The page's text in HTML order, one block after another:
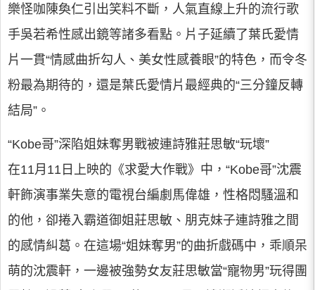
樂怪咖陳奐仁引出笑料不斷，人氣直線上升的流行歌
手吳若希性感出鏡等諸多看點。片子延續了葉氏愛情
片一貫“情感曲折勾人、美女性感養眼”的特色，而令冬
粉最為期待的，還是葉氏愛情片最經典的“三分鐘反轉
結局”。
“Kobe哥”深陷姐妹奪男戰被連詩雅莊思敏“玩壞”
在11月11日上映的《求愛大作戰》中，“Kobe哥”沈震
軒飾演事業失意的電視台編劇馬偉雄，性格悶騷溫和
的他，卻捲入霸道御姐莊思敏、朋克妹子連詩雅之間
的感情糾葛。在這場“姐妹奪男”的曲折戲碼中，乖順呆
萌的沈震軒，一邊被強勢女友莊思敏當“寵物男”玩得團